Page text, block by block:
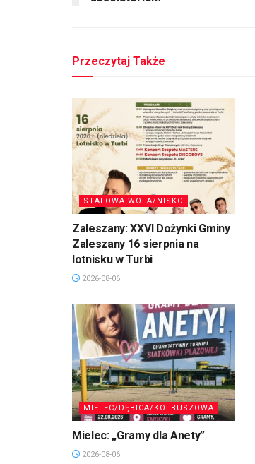
Przeczytaj Także
STALOWA WOLA/NISKO
Zaleszany: XXVI Dożynki Gminy
Zaleszany 16 sierpnia na
lotnisku w Turbi
2026-08-06
MIELEC/DĘBICA/KOLBUSZOWA
Mielec: „Gramy dla Anety”
2026-08-06